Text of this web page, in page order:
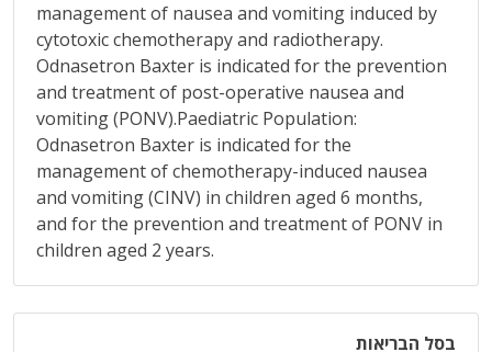
management of nausea and vomiting induced by
cytotoxic chemotherapy and radiotherapy.
Odnasetron Baxter is indicated for the prevention
and treatment of post-operative nausea and
vomiting (PONV).Paediatric Population:
Odnasetron Baxter is indicated for the
management of chemotherapy-induced nausea
and vomiting (CINV) in children aged 6 months,
and for the prevention and treatment of PONV in
children aged 2 years.
בסל הבריאות